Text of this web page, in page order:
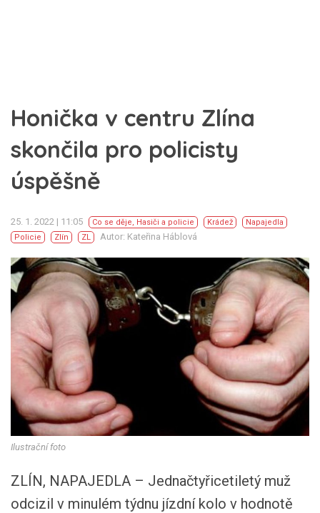
Honička v centru Zlína
skončila pro policisty
úspěšně
25. 1. 2022 | 11:05 Co se děje, Hasiči a policie Krádež
Napajedla
Policie
Zlín ZL Autor: Kateřina Háblová
Ilustrační foto
ZLÍN, NAPAJEDLA – Jednačtyřicetiletý muž
odcizil v minulém týdnu jízdní kolo v hodnotě